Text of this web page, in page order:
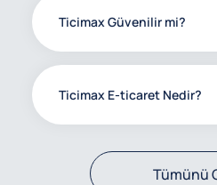
Ticimax Güvenilir mi?
Ticimax E-ticaret Nedir?
Tümünü